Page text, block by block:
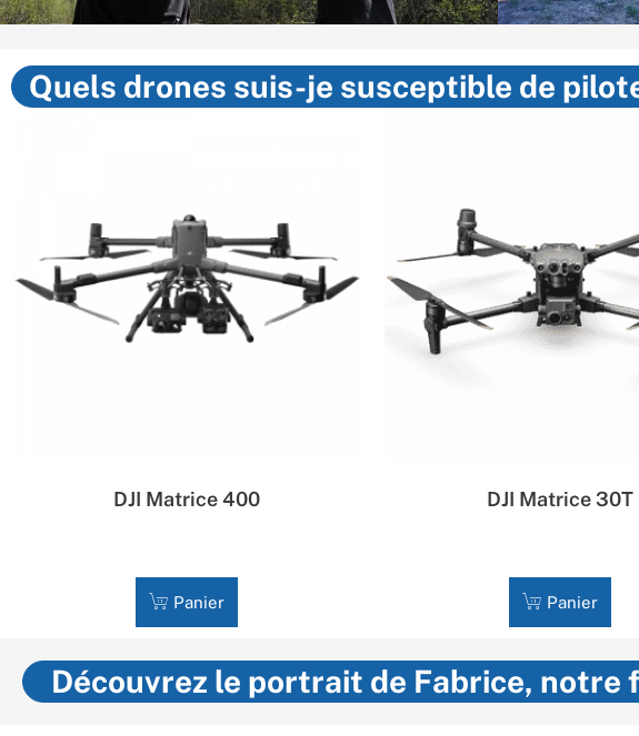
Quels drones suis-je susceptible de
DJI Matrice 400
Panier
DJI Matrice 30T
Panier
Découvrez le portrait de Fabrice,